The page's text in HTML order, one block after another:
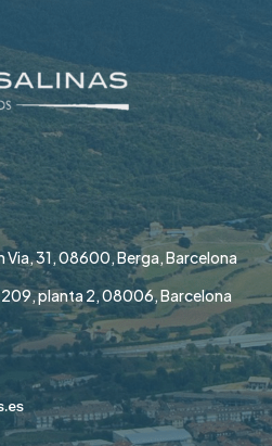
Via, 31, 08600, Berga, Barcelona
planta 2, 08006, Barcelona